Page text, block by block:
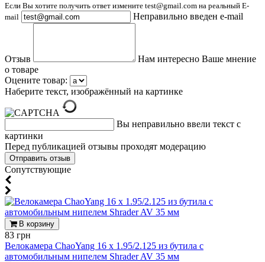
Если Вы хотите получить ответ измените test@gmail.com на реальный E-
mail
Неправильно введен e-mail
Отзыв
Нам интересно Ваше мнение
о товаре
Оцените товар:
Наберите текст, изображённый на картинке
Вы неправильно ввели текст с
картинки
Перед публикацией отзывы проходят модерацию
Cопутствующие
В корзину
83 грн
Велокамера ChaoYang 16 x 1.95/2.125 из бутила с
автомобильным нипелем Shrader AV 35 мм